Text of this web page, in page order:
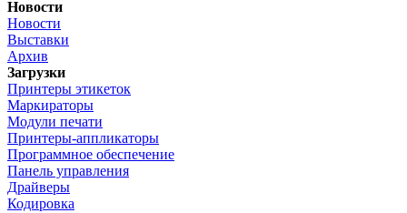
Новости
Новости
Выставки
Архив
Загрузки
Принтеры этикеток
Маркираторы
Модули печати
Принтеры-аппликаторы
Программное обеспечение
Панель управления
Драйверы
Кодировка